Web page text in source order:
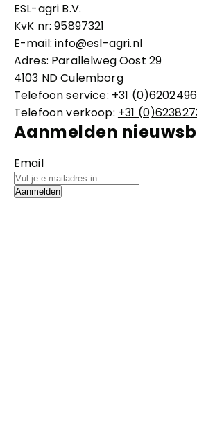
ESL-agri B.V.
KvK nr: 95897321
E-mail:info@esl-agri.nl
Adres: Parallelweg Oost 29
4103 ND Culemborg
Telefoon service: +31
Telefoon verkoop: +31
Aanmelden
Email
Aanmelden